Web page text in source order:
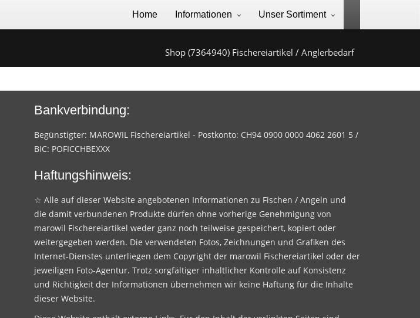
Home Informationen Unser Sortiment
Shop (7364940) Fischereiartikel / Anglerbedarf
Bankverbindung:
Begünstigter: MAROWIL Fischereiartikel - Postkonto: CH94 0900 0000 4062 2601 5 /
BIC: POFICCHBEXXX
Haftungshinweis:
☆ Alle auf dieser Website angebotenen Informationen zu Fischen / Angeln und
die damit verbundenen Produkte dürfen ohne vorherige Genehmigung von
marowil Fischereiartikel weder ganz noch teilweise gespeichert, kopiert oder
weitergegeben werden. Die verwendeten Fotos, Zeichnungen und Grafiken des
Internet-Dienstes unterliegen dem Copyright der marowil Fischereiartikel oder der
jeweiligen Foto-Agentur. Trotz sorgfältiger inhaltlicher Kontrolle auf Konsistenz
und Richtigkeit der Informationen übernehmen wir keine Haftung für die Inhalte
dieser Website.